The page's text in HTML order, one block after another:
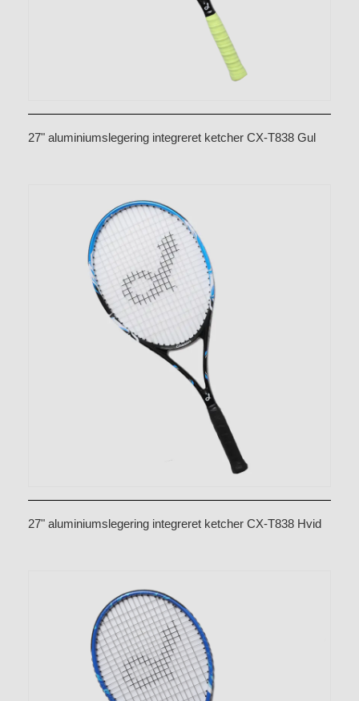
27" aluminiumslegering integreret ketcher CX-T838 Gul
27" aluminiumslegering integreret ketcher CX-T838 Hvid